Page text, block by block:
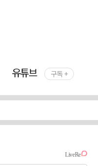
유튜브 구독 +